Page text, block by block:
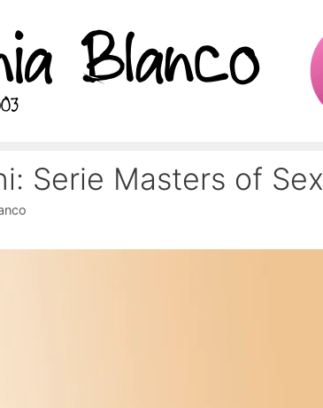
Serie Masters of Sex